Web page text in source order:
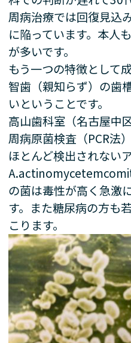
周病治療では回復見込
に陥っています。本人
が多いです。
もう一つの特徴として
智歯（親知らず）の歯
いということです。
高山歯科室（名古屋中
周病原菌検査（PCR法
ほとんど検出されない
の菌は毒性が高く急激
す。また糖尿病の方も
こります。